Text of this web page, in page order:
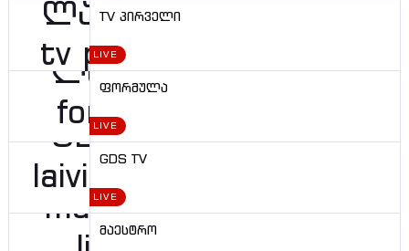
TV პირველი
LIVE
ფორმულა
LIVE
GDS TV
LIVE
მაესტრო